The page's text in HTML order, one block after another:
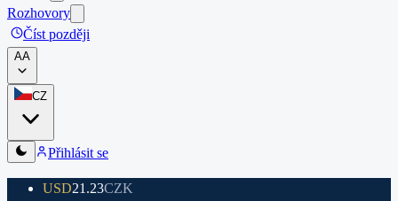
Rozhovory
Číst později
AA
CZ
Přihlásit se
USD21.23CZK